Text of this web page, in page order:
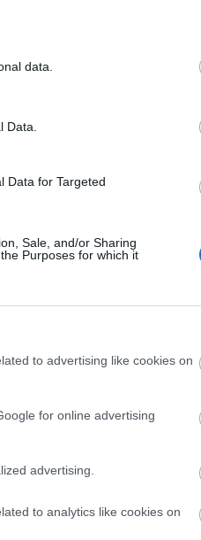
data.
Data.
Data for Targeted
Sale, and/or Sharing
Purposes for which it
to advertising like cookies on
for online advertising
advertising.
to analytics like cookies on
magukat, hogy kulturálisan
aszerint, hogy ők most akkor ezt
miatt nőtt immár
romkocsmák közönsége) határain.
lehetetlen, rádhajt az
meg pár elszállt zöld haverjuk
is konszolidálódott. A
befolyását az átalakítási
természetes lett, hogy „bringázz
oldalról, semmi köze nincs. A
átalakulására – ahol az
fejekben, hogy nem lehet
rétegződése a budapesti
is mondani, hogy Budapesten ma a
ami már szabad szemmel
van rá, hogy túlterjedjen az
szigetét építik, hanem a
valami másra vetnék
És igen, a közös szöszmötölés